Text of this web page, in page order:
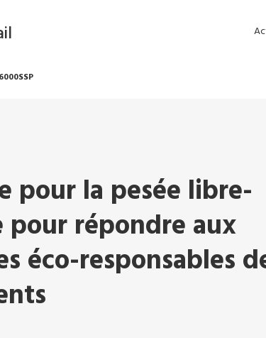
pour la pesée libre-
pour répondre aux
éco-responsables